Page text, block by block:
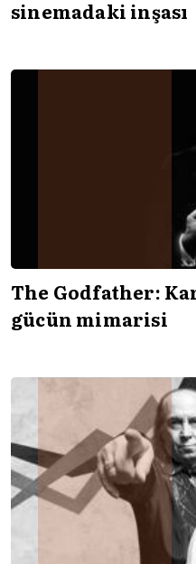
sinemadaki inşası
The Godfather:
gücün mimarisi